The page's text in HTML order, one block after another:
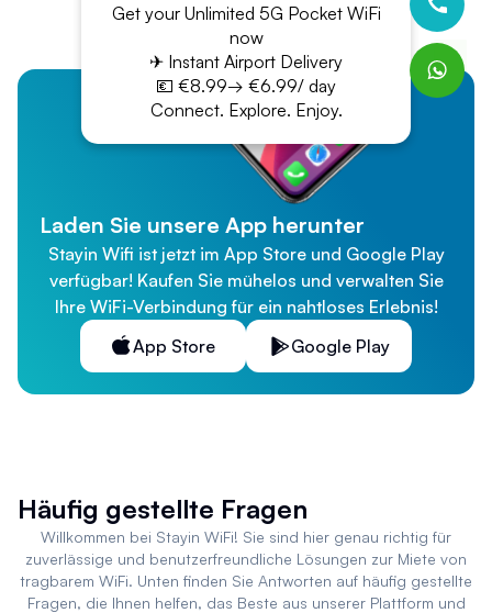
Laden Sie unsere App herunter
Stayin Wifi ist jetzt im App Store und Google Play
verfügbar! Kaufen Sie mühelos und verwalten Sie
Ihre WiFi-Verbindung für ein nahtloses Erlebnis!
App Store
Google Play
Häufig gestellte Fragen
Willkommen bei Stayin WiFi! Sie sind hier genau richtig für
zuverlässige und benutzerfreundliche Lösungen zur Miete von
tragbarem WiFi. Unten finden Sie Antworten auf häufig gestellte
Fragen, die Ihnen helfen, das Beste aus unserer Plattform und
Get your Unlimited 5G Pocket WiFi
now
✈ Instant Airport Delivery
💶 €8.99→ €6.99/ day
Connect. Explore. Enjoy.